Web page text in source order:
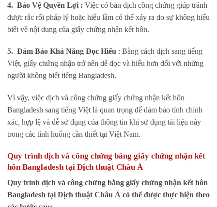
4. Bảo Vệ Quyền Lợi : Việc có bản dịch công chứng giúp tránh
được rắc rối pháp lý hoặc hiểu lầm có thể xảy ra do sự không hiểu
biết về nội dung của giấy chứng nhận kết hôn.
5. Đảm Bảo Khả Năng Đọc Hiểu : Bằng cách dịch sang tiếng
Việt, giấy chứng nhận trở nên dễ đọc và hiểu hơn đối với những
người không biết tiếng Bangladesh.
Vì vậy, việc dịch và công chứng giấy chứng nhận kết hôn
Bangladesh sang tiếng Việt là quan trọng để đảm bảo tính chính
xác, hợp lệ và dễ sử dụng của thông tin khi sử dụng tài liệu này
trong các tình huống cần thiết tại Việt Nam.
Quy trình dịch và công chứng bằng giấy chứng nhận kết
hôn Bangladesh tại Dịch thuật Châu Á
Quy trình dịch và công chứng bằng giấy chứng nhận kết hôn
Bangladesh tại Dịch thuật Châu Á có thể được thực hiện theo